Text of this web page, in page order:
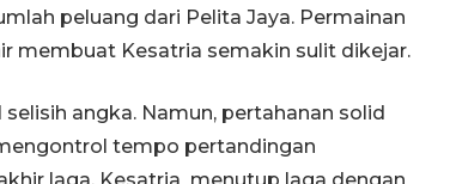
peluang dari Pelita Jaya. Permainan
membuat Kesatria semakin sulit dikejar.
angka. Namun, pertahanan solid
tempo pertandingan
laga. Kesatria menutup laga dengan